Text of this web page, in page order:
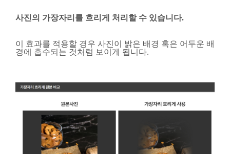
사진의 가장자리를 흐리게 처리할 수 있습니다.
이 효과를 적용할 경우 사진이 밝은 배경 혹은 어두운 배
경에 흡수되는 것처럼 보이게 됩니다.